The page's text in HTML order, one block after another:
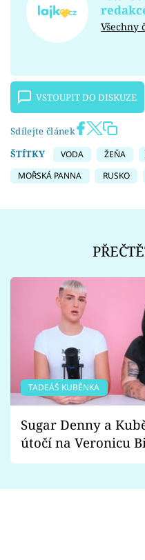
Všechny
VSTOUPIT DO DISKUZE
Sdílejte článek
ŠTÍTKY
VODA ŽEŇA
MOŘSKÁ PANNA
RUSKO
TADEÁŠ KUBĚNKA
Sugar Denny a
útočí na Veronicu
Proč je podle nich